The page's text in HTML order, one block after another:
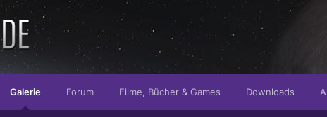
Galerie Forum Filme, Bücher & Games Downloads